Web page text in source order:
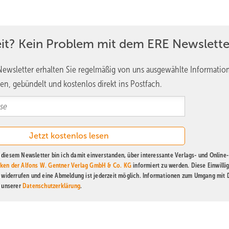
Anlage. Ein Beispiel: Vestas – ein dänischer, also unkritischer
Ländern stammen, mit denen die Zusammenarbeit im Konfliktfall
– also kritische Infrastruktur – abhängig wird. Bei uns
wenn er einen Serviceeinsatz in Basel durchführt. Wir sind uns
neutral gehandhabt
entsprechen – idealerweise den Nis-2-Richtlinien. Hier geht
als Ganzes.Nicole Weinhold
Kein Problem mit dem ERE
erhalten Sie regelmäßig von uns ausgewählte
gebündelt und kostenlos direkt ins Postfach.
diesem Newsletter bin ich damit einverstanden, über interessante Verlags- und Online-
der Alfons W. Gentner Verlag GmbH & Co. KG informiert zu werden. Diese
und eine Abmeldung ist jederzeit möglich. Informationen zum Umgang mit
Datenschutzerklärung.